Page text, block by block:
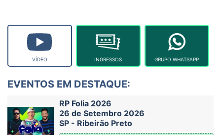
VÍDEO INGRESSOS GRUPO WHATSAPP
EVENTOS EM DESTAQUE:
RP Folia 2026
26 de Setembro 2026
SP - Ribeirão Preto